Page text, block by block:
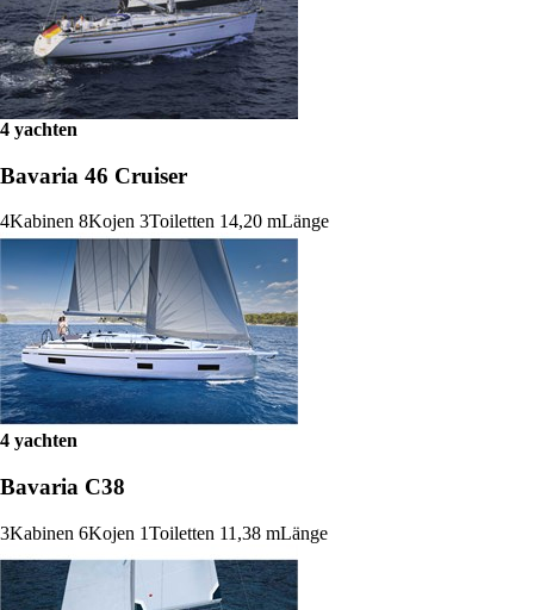
4 yachten
Bavaria 46 Cruiser
4Kabinen 8Kojen 3Toiletten 14,20 mLänge
4 yachten
Bavaria C38
3Kabinen 6Kojen 1Toiletten 11,38 mLänge